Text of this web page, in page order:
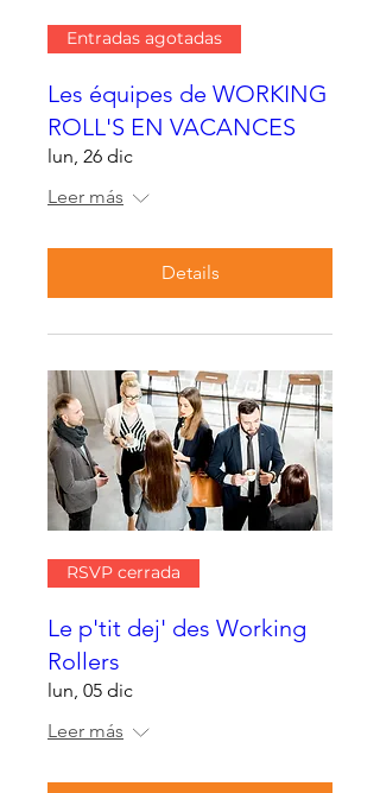
Entradas agotadas
Les équipes de WORKING
ROLL'S EN VACANCES
lun, 26 dic
Leer más
Details
RSVP cerrada
Le p'tit dej' des Working
Rollers
lun, 05 dic
Leer más